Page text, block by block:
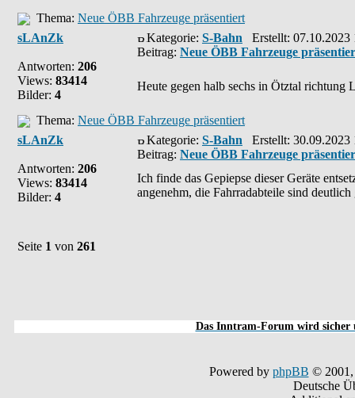
Thema: Neue ÖBB Fahrzeuge präsentiert
sLAnZk
Antworten: 206
Views: 83414
Bilder: 4
Kategorie: S-Bahn Erstellt: 07.10.2023
Beitrag: Neue ÖBB Fahrzeuge
Heute gegen halb sechs in Ötztal richtung
Thema: Neue ÖBB Fahrzeuge präsentiert
sLAnZk
Antworten: 206
Views: 83414
Bilder: 4
Kategorie: S-Bahn Erstellt: 30.09.2023
Beitrag: Neue ÖBB Fahrzeuge
Ich finde das Gepiepse dieser Geräte
angenehm, die Fahrradabteile sind
Seite 1 von 261
Das Inntram-Forum wird sicher
Powered by phpBB © 2001,
Deutsche